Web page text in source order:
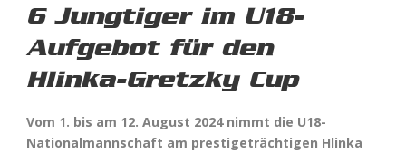
6 Jungtiger im U18-
Aufgebot für den
Hlinka-Gretzky Cup
Vom 1. bis am 12. August 2024 nimmt die U18-
Nationalmannschaft am prestigeträchtigen Hlinka